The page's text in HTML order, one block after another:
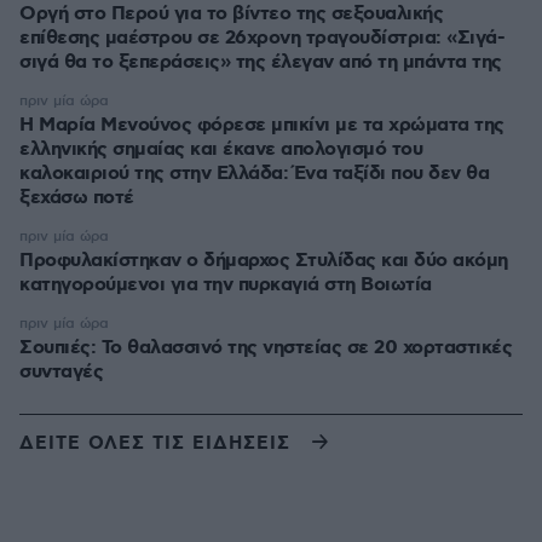
Οργή στο Περού για το βίντεο της σεξουαλικής
επίθεσης μαέστρου σε 26χρονη τραγουδίστρια: «Σιγά-
σιγά θα το ξεπεράσεις» της έλεγαν από τη μπάντα της
Η Μαρία Μενούνος φόρεσε μπικίνι με τα χρώματα της
ελληνικής σημαίας και έκανε απολογισμό του
καλοκαιριού της στην Ελλάδα: Ένα ταξίδι που δεν θα
ξεχάσω ποτέ
πριν μία ώρα
Προφυλακίστηκαν ο δήμαρχος Στυλίδας και δύο ακόμη
κατηγορούμενοι για την πυρκαγιά στη Βοιωτία
πριν μία ώρα
Σουπιές: Το θαλασσινό της νηστείας σε 20 χορταστικές
συνταγές
πριν μία ώρα
ΔΕΙΤΕ ΟΛΕΣ ΤΙΣ ΕΙΔΗΣΕΙΣ